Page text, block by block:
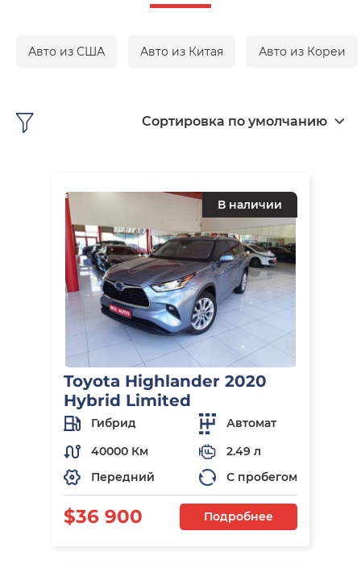
Авто из США Авто из Китая Авто из Кореи
Сортировка по умолчанию
В наличии
Toyota Highlander 2020
Hybrid Limited
Гибрид
Автомат
40000 Км
2.49 л
Передний
С пробегом
$36 900 Подробнее